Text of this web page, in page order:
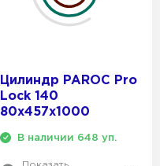
Цилиндр PAROC Pro
Lock 140
80х457х1000
В наличии 648 уп.